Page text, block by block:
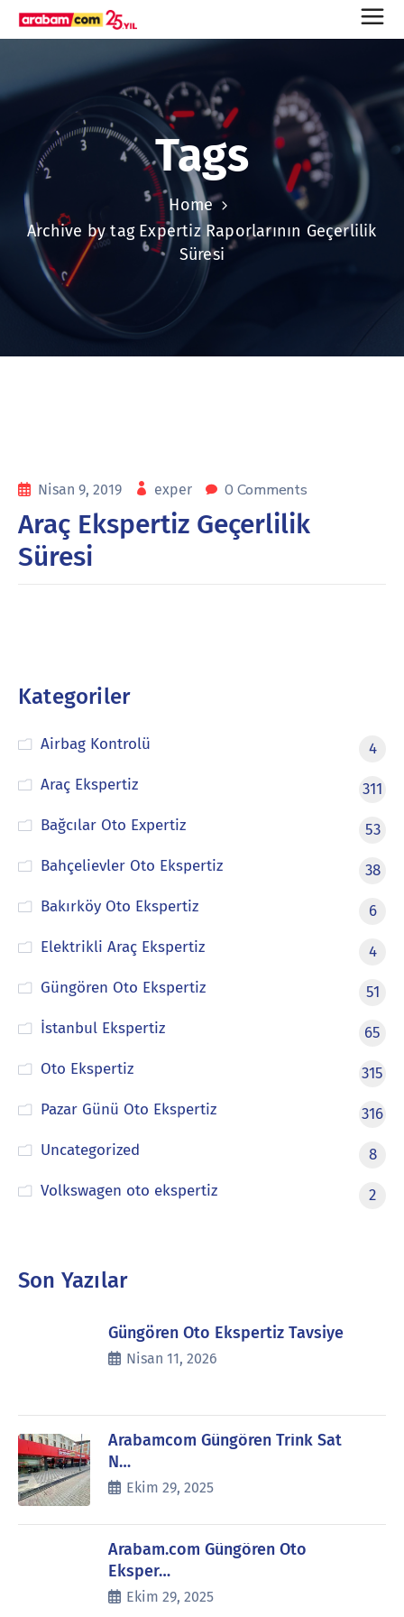
Tags
Home
Archive by tag Expertiz Raporlarının Geçerlilik
Süresi
Nisan 9, 2019 exper 0 Comments
Araç Ekspertiz Geçerlilik
Süresi
Kategoriler
Airbag Kontrolü
4
Araç Ekspertiz
311
Bağcılar Oto Expertiz
53
Bahçelievler Oto Ekspertiz
38
Bakırköy Oto Ekspertiz
6
Elektrikli Araç Ekspertiz
4
Güngören Oto Ekspertiz
51
İstanbul Ekspertiz
65
Oto Ekspertiz
315
Pazar Günü Oto Ekspertiz
316
Uncategorized
8
Volkswagen oto ekspertiz
2
Son Yazılar
Güngören Oto Ekspertiz Tavsiye
Nisan 11, 2026
Arabamcom Güngören Trink Sat
N…
Ekim 29, 2025
Arabam.com Güngören Oto
Eksper…
Ekim 29, 2025